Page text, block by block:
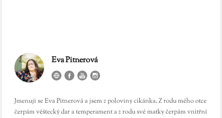
Eva Pitnerová
Jmenuji se Eva Pitnerová a jsem z poloviny cikánka. Z rodu mého otce
čerpám věštecký dar a temperament a z rodu své matky čerpám vnitřní